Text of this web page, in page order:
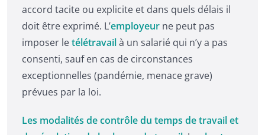
accord tacite ou explicite et dans quels délais il
doit être exprimé. L’employeur ne peut pas
imposer letélétravailà un salarié qui n’y a pas
consenti, sauf en cas de circonstances
exceptionnelles (pandémie, menace grave)
prévues par la loi.
Les modalités de contrôle du temps de travail et